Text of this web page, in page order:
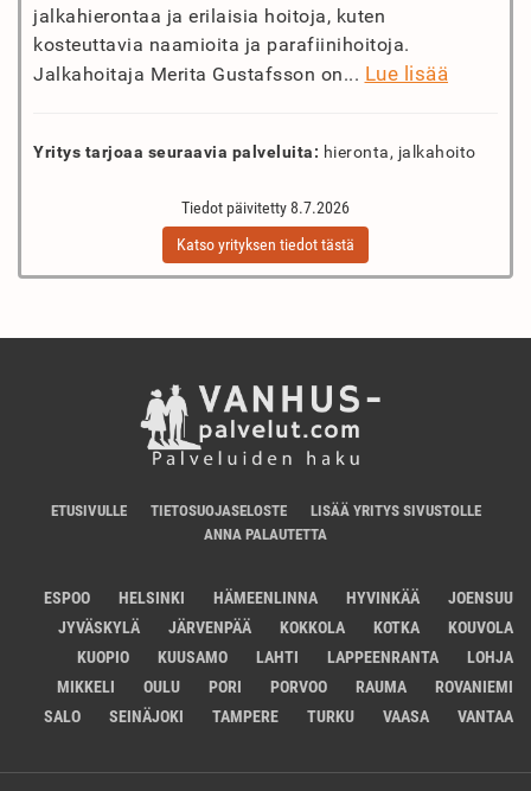
jalkahierontaa ja erilaisia hoitoja, kuten
kosteuttavia naamioita ja parafiinihoitoja.
Jalkahoitaja Merita Gustafsson on... Lue lisää
Yritys tarjoaa seuraavia palveluita: hieronta, jalkahoito
Tiedot päivitetty 8.7.2026
Katso yrityksen tiedot tästä
ETUSIVULLE TIETOSUOJASELOSTE
LISÄÄ YRITYS SIVUSTOLLE
ANNA PALAUTETTA
ESPOO HELSINKI HÄMEENLINNA HYVINKÄÄ
JOENSUU
JYVÄSKYLÄ
JÄRVENPÄÄ KOKKOLA KOTKA
KOUVOLA
KUOPIO
KUUSAMO LAHTI LAPPEENRANTA
LOHJA
MIKKELI
OULU PORI PORVOO RAUMA
ROVANIEMI
SALO
SEINÄJOKI TAMPERE TURKU VAASA VANTAA